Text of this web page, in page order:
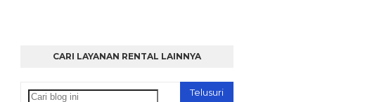
CARI LAYANAN RENTAL LAINNYA